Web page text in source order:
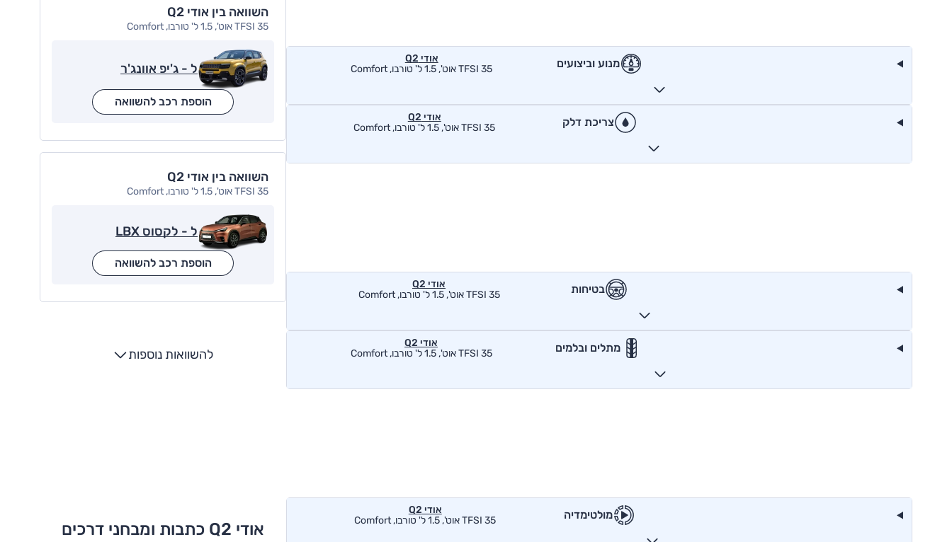
מנוע וביצועים
אודי Q2
35 TFSI אוט', 1.5 ל' טורבו, Comfort
צריכת דלק
אודי Q2
35 TFSI אוט', 1.5 ל' טורבו, Comfort
בטיחות
אודי Q2
35 TFSI אוט', 1.5 ל' טורבו, Comfort
מתלים ובלמים
אודי Q2
35 TFSI אוט', 1.5 ל' טורבו, Comfort
מולטימדיה
אודי Q2
35 TFSI אוט', 1.5 ל' טורבו, Comfort
השוואה בין אודי Q2
35 TFSI אוט', 1.5 ל' טורבו, Comfort
ל - ג'יפ אוונג'ר
הוספת רכב להשוואה
השוואה בין אודי Q2
35 TFSI אוט', 1.5 ל' טורבו, Comfort
ל - לקסוס LBX
הוספת רכב להשוואה
להשוואות נוספות
אודי Q2 כתבות ומבחני דרכים